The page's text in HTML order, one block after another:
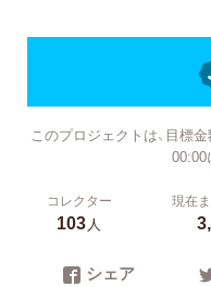
このプロジェクトは、目標
00:00
コレクター
103人
現在
シェア